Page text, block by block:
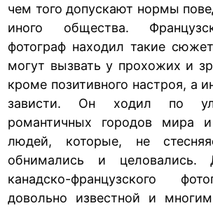
чем того допускают нормы
иного общества.
фотограф находил такие
могут вызвать у прохожих и
кроме позитивного настроя, а
зависти. Он ходил по
романтичных городов мира
людей, которые, не
обнимались и целовались.
канадско-французского
довольно известной и